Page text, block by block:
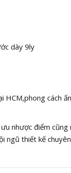
dày 9ly
HCM,phong
nhược điểm
ngũ thiết kế